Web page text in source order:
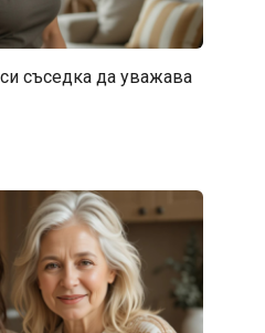
си съседка да уважава